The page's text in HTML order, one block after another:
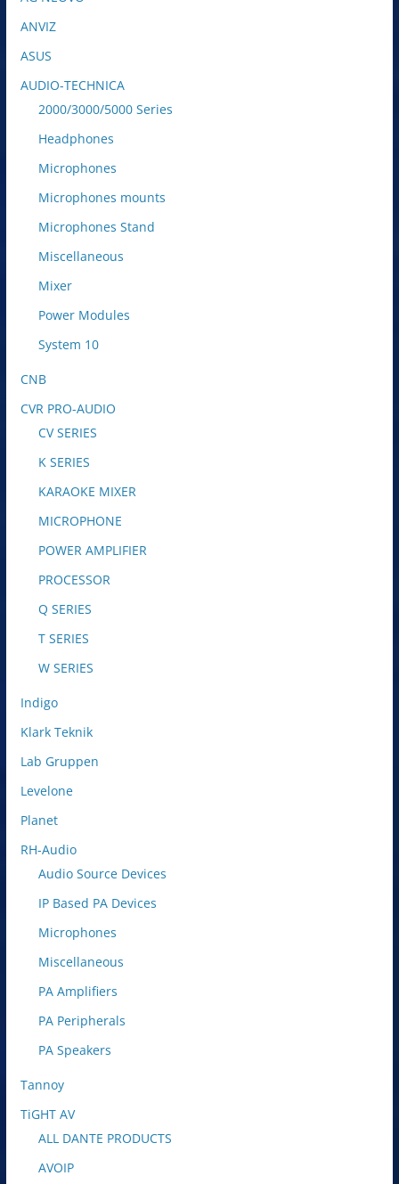
ANVIZ
ASUS
AUDIO-TECHNICA
2000/3000/5000 Series
Headphones
Microphones
Microphones mounts
Microphones Stand
Miscellaneous
Mixer
Power Modules
System 10
CNB
CVR PRO-AUDIO
CV SERIES
K SERIES
KARAOKE MIXER
MICROPHONE
POWER AMPLIFIER
PROCESSOR
Q SERIES
T SERIES
W SERIES
Indigo
Klark Teknik
Lab Gruppen
Levelone
Planet
RH-Audio
Audio Source Devices
IP Based PA Devices
Microphones
Miscellaneous
PA Amplifiers
PA Peripherals
PA Speakers
Tannoy
TiGHT AV
ALL DANTE PRODUCTS
AVOIP